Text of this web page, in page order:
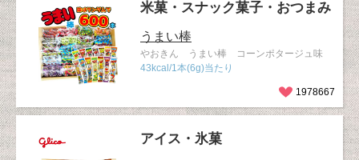
米菓・スナック菓子・おつまみ
うまい棒
やおきん うまい棒 コーンポタージュ味
43kcal/1本(6g)当たり
1978667
アイス・氷菓